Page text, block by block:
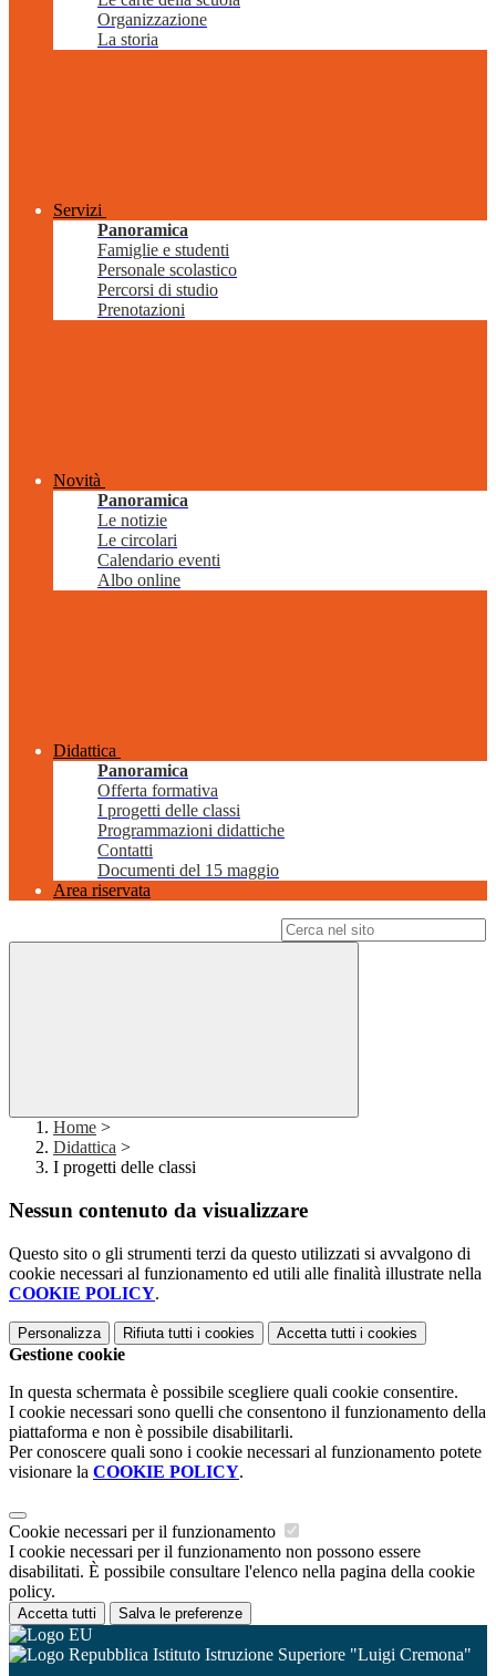
Organizzazione
La storia
Servizi
Panoramica
Famiglie e studenti
Personale scolastico
Percorsi di studio
Prenotazioni
Novità
Panoramica
Le notizie
Le circolari
Calendario eventi
Albo online
Didattica
Panoramica
Offerta formativa
I progetti delle classi
Programmazioni didattiche
Contatti
Documenti del 15 maggio
Area riservata
Home >
Didattica >
I progetti delle classi
Nessun contenuto da visualizzare
Questo sito o gli strumenti terzi da questo utilizzati si avvalgono di
cookie necessari al funzionamento ed utili alle finalità illustrate nella
COOKIE POLICY.
Personalizza Rifiuta tutti i cookies Accetta tutti i cookies
Gestione cookie
In questa schermata è possibile scegliere quali cookie consentire.
I cookie necessari sono quelli che consentono il funzionamento della
piattaforma e non è possibile disabilitarli.
Per conoscere quali sono i cookie necessari al funzionamento potete
visionare la COOKIE POLICY.
Cookie necessari per il funzionamento
I cookie necessari per il funzionamento non possono essere
disabilitati. È possibile consultare l'elenco nella pagina della cookie
policy.
Accetta tutti Salva le preferenze
Istituto Istruzione Superiore "Luigi Cremona"